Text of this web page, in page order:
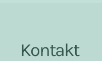
Kontakt